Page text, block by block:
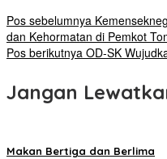
Pos sebelumnya
dan Kehormatan di Pemkot
Pos berikutnya OD-SK
Jangan
Makan Bertiga dan Berlima